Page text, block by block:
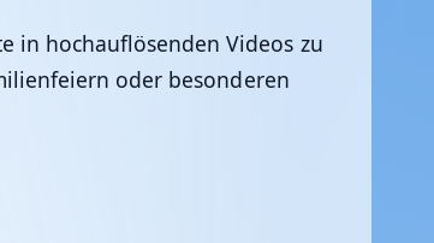
in hochauflösenden Videos zu
oder besonderen